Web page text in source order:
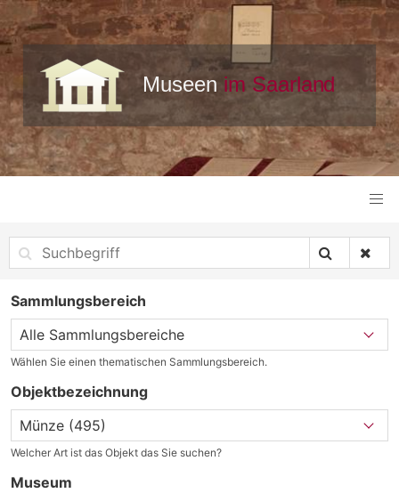
Sammlungsbereich
Wählen Sie einen thematischen Sammlungsbereich.
Objektbezeichnung
Welcher Art ist das Objekt das Sie suchen?
Museum